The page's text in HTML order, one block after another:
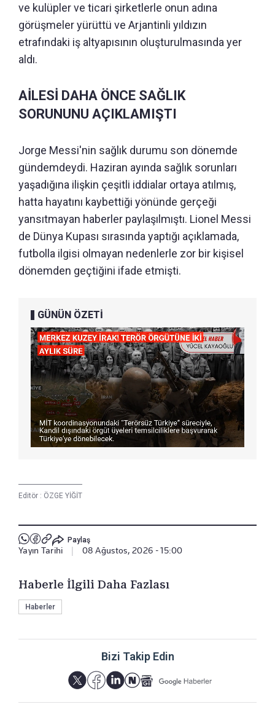
ve kulüpler ve ticari şirketlerle onun adına
görüşmeler yürüttü ve Arjantinli yıldızın
etrafındaki iş altyapısının oluşturulmasında yer
aldı.
AİLESİ DAHA ÖNCE SAĞLIK
SORUNUNU AÇIKLAMIŞTI
Jorge Messi'nin sağlık durumu son dönemde
gündemdeydi. Haziran ayında sağlık sorunları
yaşadığına ilişkin çeşitli iddialar ortaya atılmış,
hatta hayatını kaybettiği yönünde gerçeği
yansıtmayan haberler paylaşılmıştı. Lionel Messi
de Dünya Kupası sırasında yaptığı açıklamada,
futbolla ilgisi olmayan nedenlerle zor bir kişisel
dönemden geçtiğini ifade etmişti.
GÜNÜN ÖZETİ
Editör : ÖZGE YİĞİT
Paylaş
Yayın Tarihi 08 Ağustos, 2026 - 15:00
Haberle İlgili Daha Fazlası
Haberler
Bizi Takip Edin